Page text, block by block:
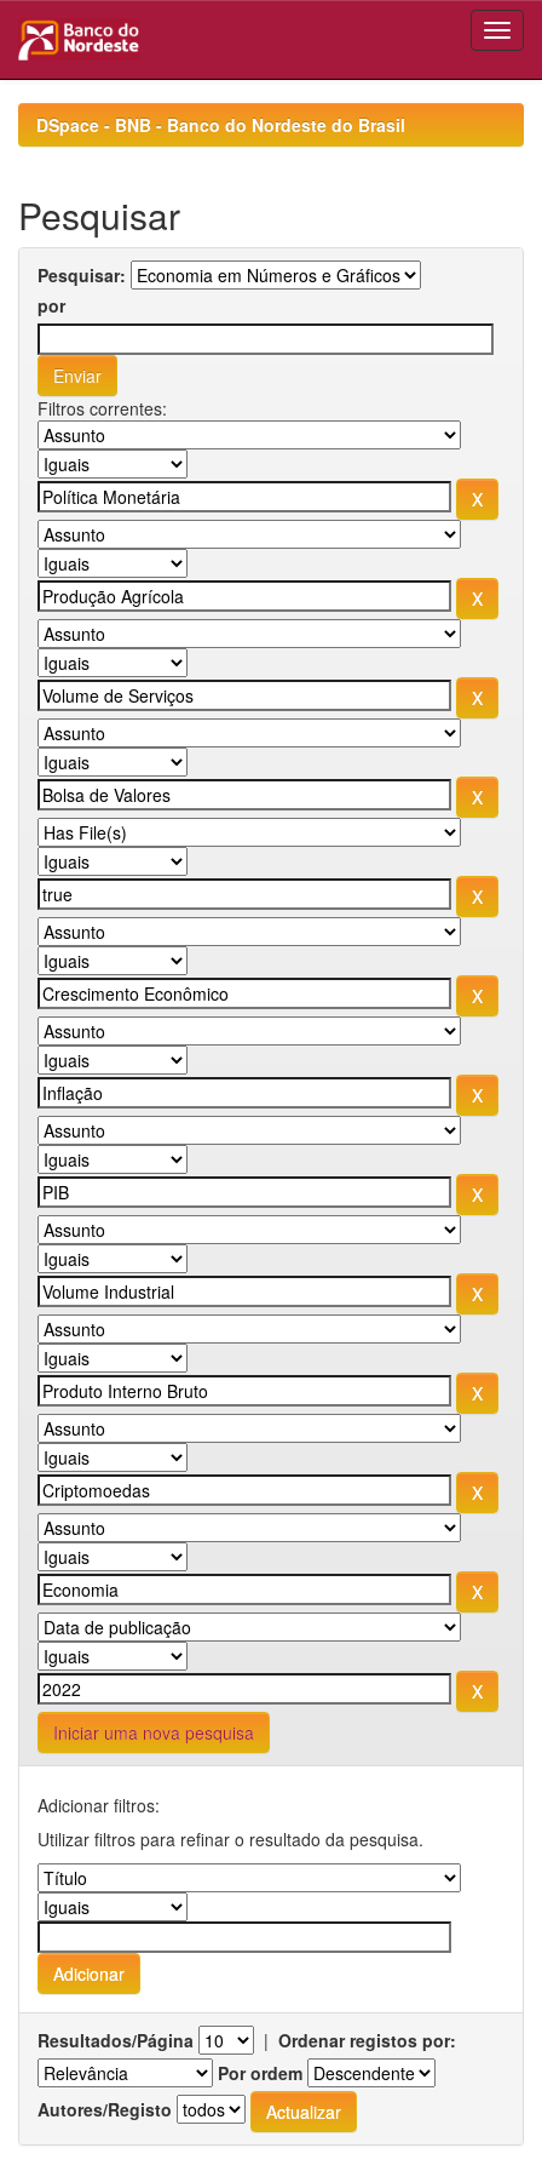
navigationDSpace - BNB - Banco do Nordeste do Brasil
Pesquisar
Pesquisar:
por
Filtros correntes:
Iniciar uma nova pesquisa
Adicionar filtros:
Utilizar filtros para refinar o resultado da pesquisa.
Resultados/Página | Ordenar registos por:
Por ordem
Autores/Registo